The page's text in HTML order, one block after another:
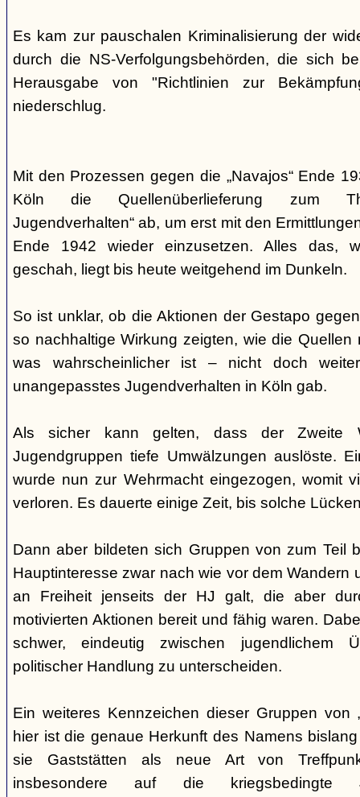
Es kam zur pauschalen Kriminalisierung der
durch die NS-Verfolgungsbehörden, die sich
Herausgabe von "Richtlinien zur
niederschlug.
Mit den Prozessen gegen die „Navajos“ Ende
Köln die Quellenüberlieferung zum
Jugendverhalten“ ab, um erst mit den
Ende 1942 wieder einzusetzen. Alles das,
geschah, liegt bis heute weitgehend im Dunkeln.
So ist unklar, ob die Aktionen der Gestapo
so nachhaltige Wirkung zeigten, wie die
was wahrscheinlicher ist – nicht doch
unangepasstes Jugendverhalten in Köln gab.
Als sicher kann gelten, dass der Zweite
Jugendgruppen tiefe Umwälzungen auslöste.
wurde nun zur Wehrmacht eingezogen, womit
verloren. Es dauerte einige Zeit, bis solche
Dann aber bildeten sich Gruppen von zum Teil
Hauptinteresse zwar nach wie vor dem Wandern
an Freiheit jenseits der HJ galt, die aber
motivierten Aktionen bereit und fähig waren.
schwer, eindeutig zwischen jugendlichem
politischer Handlung zu unterscheiden.
Ein weiteres Kennzeichen dieser Gruppen von
hier ist die genaue Herkunft des Namens
sie Gaststätten als neue Art von
insbesondere auf die kriegsbedingte